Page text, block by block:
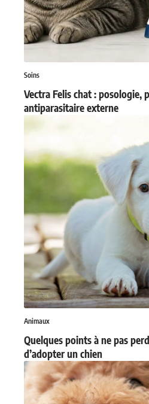
Soins
Vectra Felis chat : posologie,
antiparasitaire externe
Animaux
Quelques points à ne pas
d’adopter un chien